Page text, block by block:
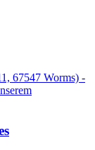
67547 Worms) -